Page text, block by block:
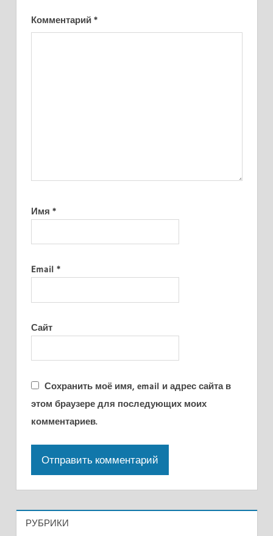
Комментарий *
Имя *
Email *
Сайт
Сохранить моё имя, email и адрес сайта в
этом браузере для последующих моих
комментариев.
РУБРИКИ